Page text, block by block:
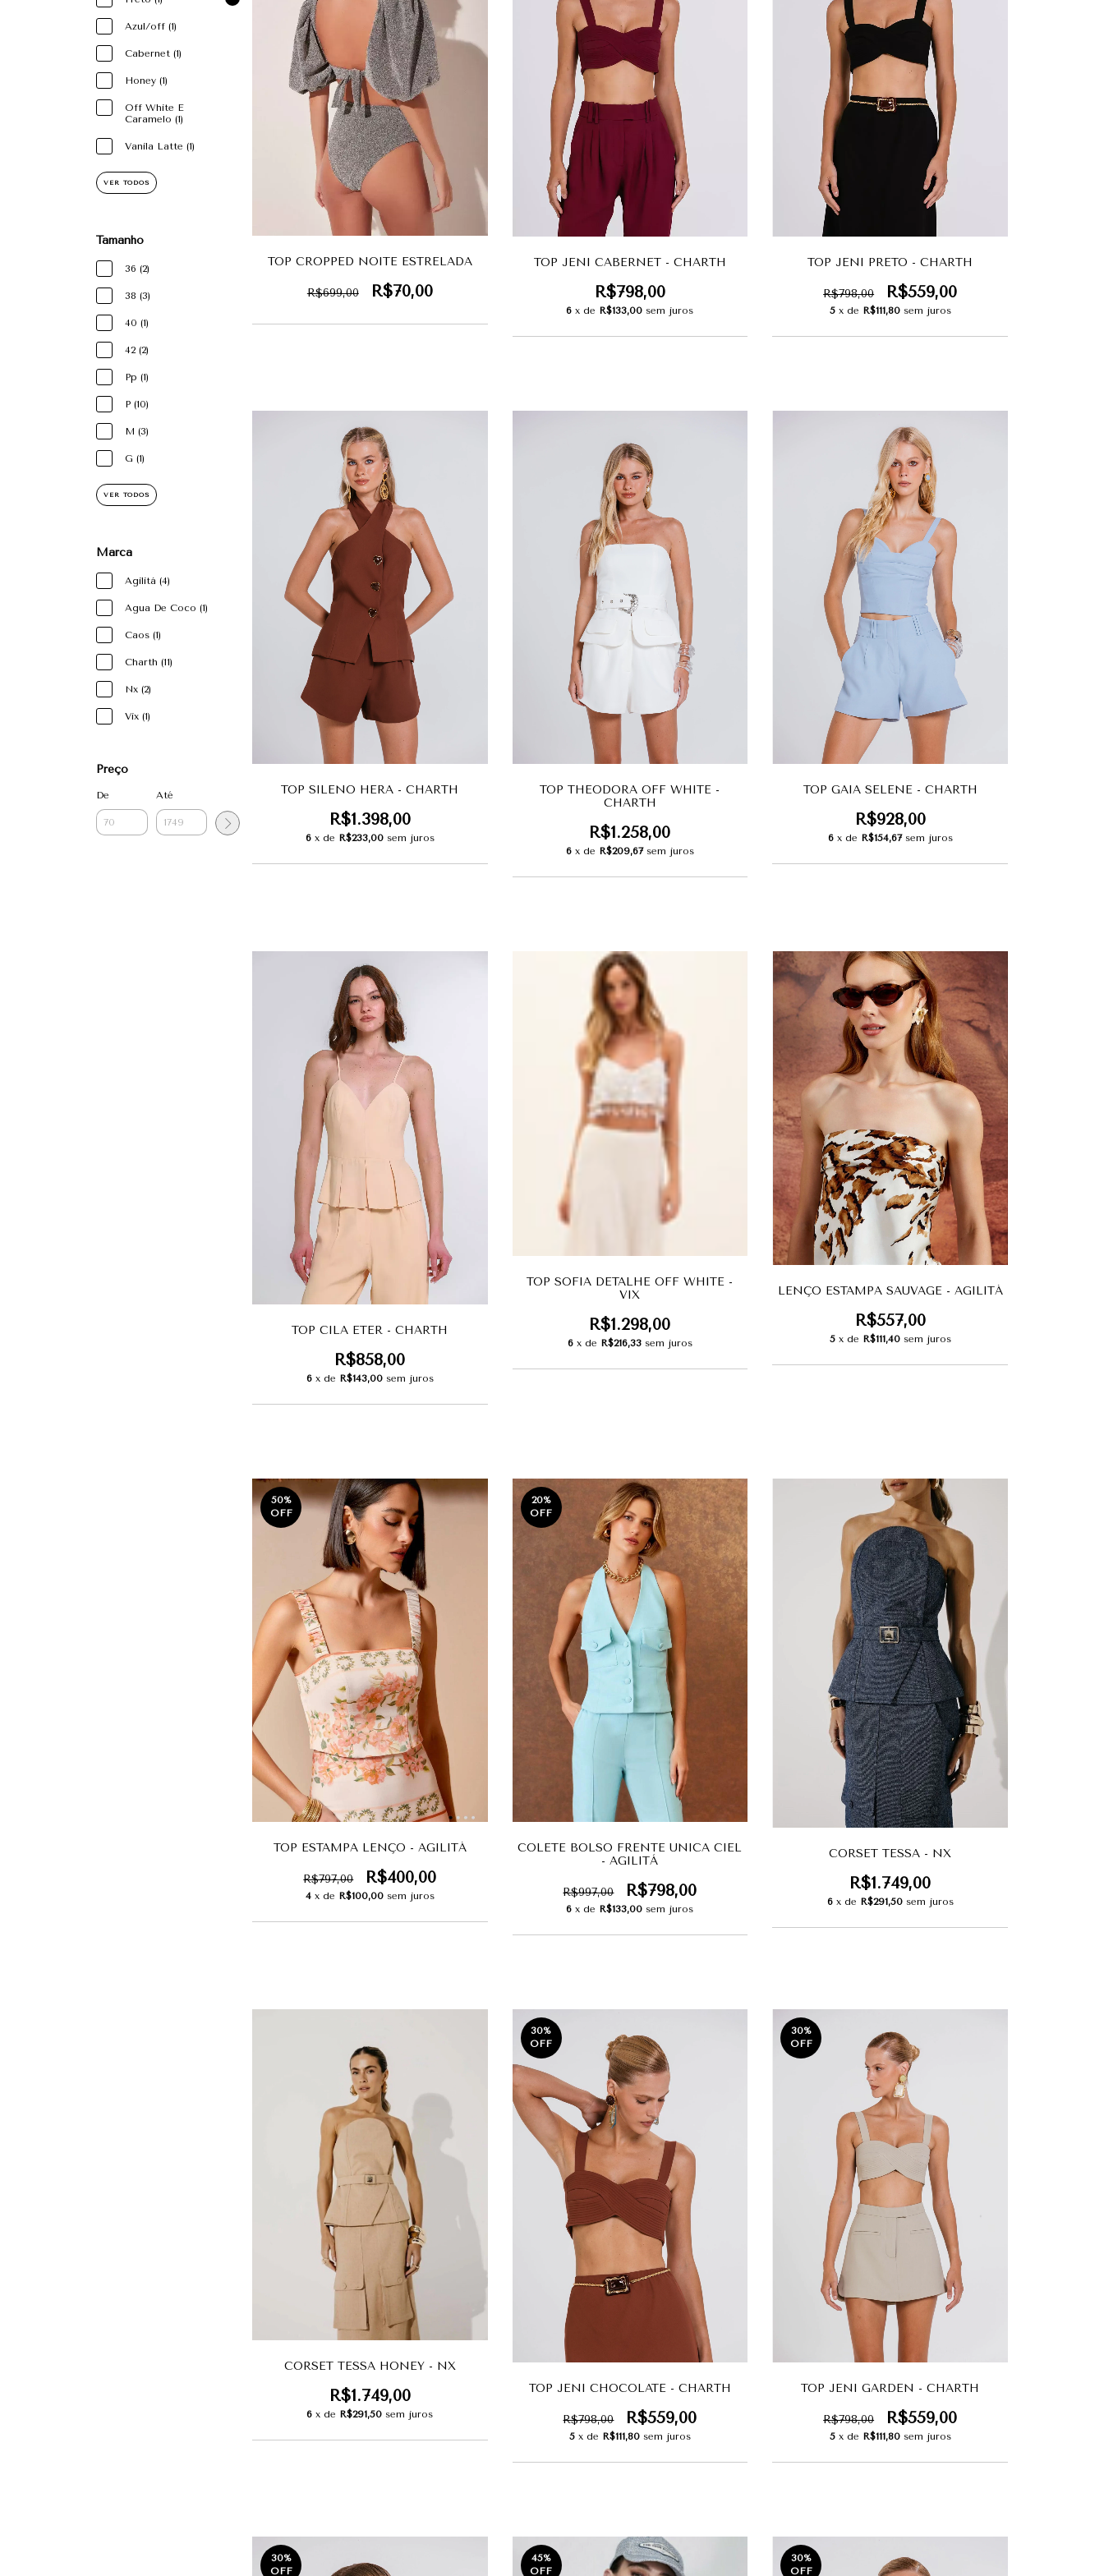
Azul/off (1)
Cabernet (1)
Honey (1)
Off White E
Caramelo (1)
Vanila Latte (1)
VER TODOS
Tamanho
36 (2)
38 (3)
40 (1)
42 (2)
Pp (1)
P (10)
M (3)
G (1)
VER TODOS
Marca
Agilitá (4)
Agua De Coco (1)
Caos (1)
Charth (11)
Nx (2)
Vix (1)
Preço
De Até
TOP CROPPED NOITE ESTRELADA
R$699,00 R$70,00
TOP JENI CABERNET - CHARTH
R$798,00
6 x de R$133,00 sem juros
TOP JENI PRETO - CHARTH
R$798,00 R$559,00
5 x de R$111,80 sem juros
TOP SILENO HERA - CHARTH
R$1.398,00
6 x de R$233,00 sem juros
TOP THEODORA OFF WHITE -
CHARTH
R$1.258,00
6 x de R$209,67 sem juros
TOP GAIA SELENE - CHARTH
R$928,00
6 x de R$154,67 sem juros
TOP CILA ETER - CHARTH
R$858,00
6 x de R$143,00 sem juros
TOP SOFIA DETALHE OFF WHITE -
VIX
R$1.298,00
6 x de R$216,33 sem juros
LENÇO ESTAMPA SAUVAGE - AGILITÁ
R$557,00
5 x de R$111,40 sem juros
50%
OFF
TOP ESTAMPA LENÇO - AGILITÁ
R$797,00 R$400,00
4 x de R$100,00 sem juros
20%
OFF
COLETE BOLSO FRENTE UNICA CIEL
- AGILITÁ
R$997,00 R$798,00
6 x de R$133,00 sem juros
CORSET TESSA - NX
R$1.749,00
6 x de R$291,50 sem juros
CORSET TESSA HONEY - NX
R$1.749,00
6 x de R$291,50 sem juros
30%
OFF
TOP JENI CHOCOLATE - CHARTH
R$798,00 R$559,00
5 x de R$111,80 sem juros
30%
OFF
TOP JENI GARDEN - CHARTH
R$798,00 R$559,00
5 x de R$111,80 sem juros
30%
OFF
45%
OFF
30%
OFF